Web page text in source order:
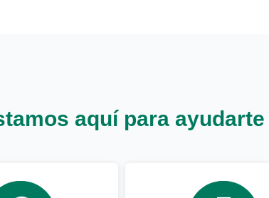
aquí para ayudarte